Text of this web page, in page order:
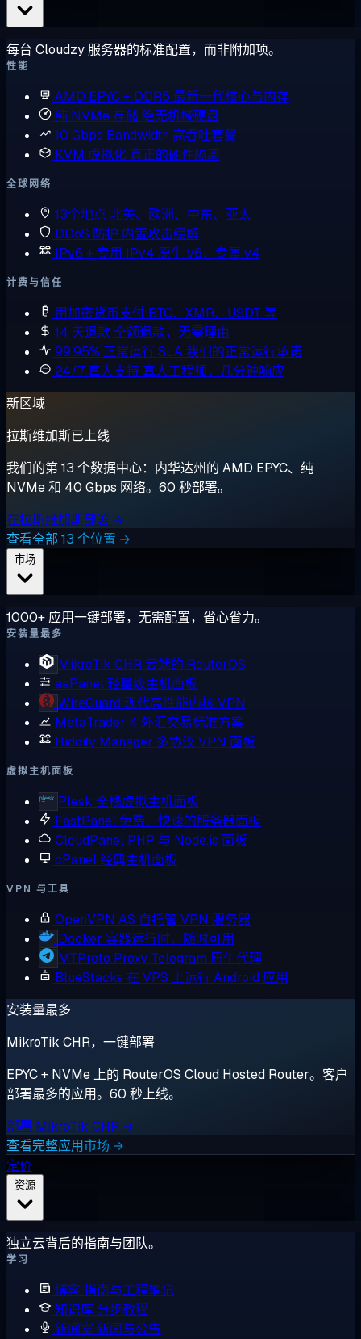
每台 Cloudzy 服务器的标准配置，而非附加项。
性能
AMD EPYC + DDR5 最新一代核心与内存
纯 NVMe 存储绝无机械硬盘
10 Gbps Bandwidth 高吞吐套餐
KVM 虚拟化 真正的硬件隔离
全球网络
13个地点 北美、欧洲、中东、亚太
DDoS 防护 内置攻击缓解
IPv6 + 专用 IPv4 原生 v6，专属 v4
计费与信任
用加密货币支付 BTC、XMR、USDT 等
14 天退款全额退款，无需理由
99.95% 正常运行 SLA我们的正常运行承诺
24/7 真人支持 真人工程师，几分钟响应
新区域
拉斯维加斯已上线
我们的第 13 个数据中心：内华达州的 AMD EPYC、纯
NVMe 和 40 Gbps 网络。60 秒部署。
在拉斯维加斯部署 →
查看全部 13 个位置 →
1000+ 应用一键部署，无需配置，省心省力。
安装量最多
MikroTik CHR 云端的 RouterOS
aaPanel轻量级主机面板
WireGuard 现代高性能内核 VPN
MetaTrader 4 外汇交易标准方案
Hiddify Manager 多协议 VPN 面板
虚拟主机面板
Plesk 全栈虚拟主机面板
FastPanel 免费、快速的服务器面板
CloudPanel PHP 与 Node.js 面板
cPanel经典主机面板
VPN 与工具
OpenVPN AS 自托管 VPN 服务器
Docker 容器运行时，随时可用
MTProto Proxy Telegram 原生代理
BlueStacks 在 VPS 上运行 Android 应用
安装量最多
MikroTik CHR，一键部署
EPYC + NVMe 上的 RouterOS Cloud Hosted Router。客户
部署最多的应用。60 秒上线。
部署 MikroTik CHR →
查看完整应用市场 →
定价
独立云背后的指南与团队。
学习
博客指南与工程笔记
知识库 分步教程
新闻室 新闻与公告